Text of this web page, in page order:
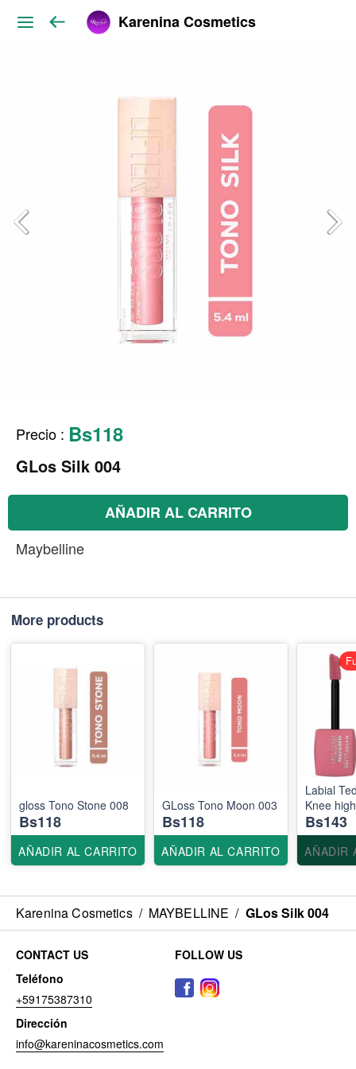
Karenina Cosmetics
Precio : Bs118
GLos Silk 004
AÑADIR AL CARRITO
Maybelline
More products
gloss Tono Stone 008
Bs118
AÑADIR AL CARRITO
GLoss Tono Moon 003
Bs118
AÑADIR AL CARRITO
Labial
Knee high
Bs143
AÑADIR
Karenina Cosmetics / MAYBELLINE / GLos Silk 004
CONTACT US
Teléfono
+59175387310
Dirección
info@kareninacosmetics.com
FOLLOW US